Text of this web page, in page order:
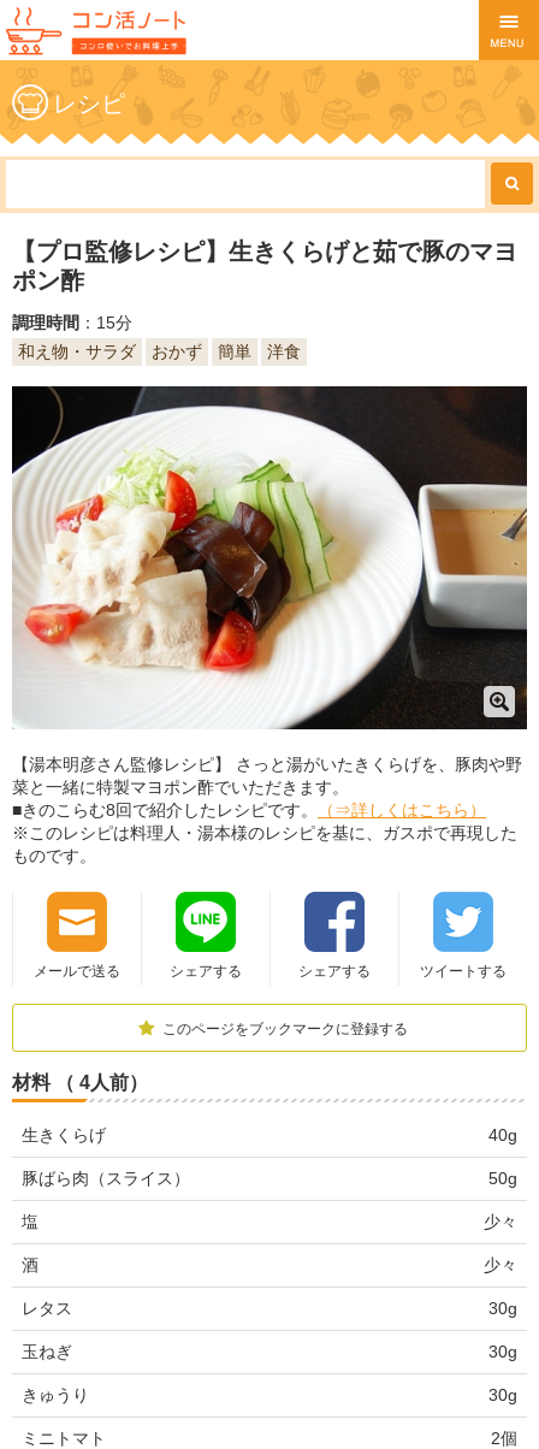
レシピ
【プロ監修レシピ】生きくらげと茹で豚のマヨ
ポン酢
調理時間 ：15分
和え物・サラダ
おかず 簡単 洋食
【湯本明彦さん監修レシピ】 さっと湯がいたきくらげを、豚肉や野
菜と一緒に特製マヨポン酢でいただきます。
■きのこらむ8回で紹介したレシピです。
（⇒詳しくはこちら）
​※このレシピは料理人・湯本様のレシピを基に、ガスポで再現した
ものです。
メールで送る シェアする シェアする ツイートする
このページをブックマークに登録する
材料 （ 4人前）
生きくらげ 40g
豚ばら肉（スライス） 50g
塩 少々
酒 少々
レタス 30g
玉ねぎ 30g
きゅうり 30g
ミニトマト 2個